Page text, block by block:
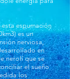
espumación
es un
nerviosa,
en
nerolí que se
el sueño
los